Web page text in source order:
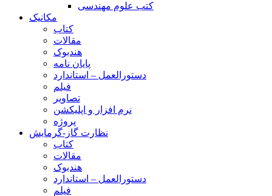
کتب علوم مهندسی
مکانیک
کتاب
مقالات
هندبوک
پایان نامه
دستورالعمل – استاندارد
فیلم
تصاویر
نرم افزار و اپلیکشن
پروژه
نظارت گاز-گرمایش
کتاب
مقالات
هندبوک
دستورالعمل – استاندارد
فیلم